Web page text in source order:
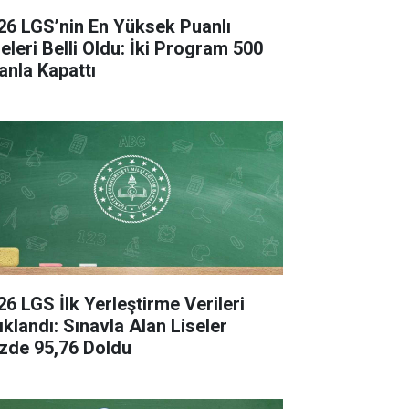
LGS’nin En Yüksek Puanlı
Belli Oldu: İki Program 500
Kapattı
LGS İlk Yerleştirme Verileri
Sınavla Alan Liseler
95,76 Doldu